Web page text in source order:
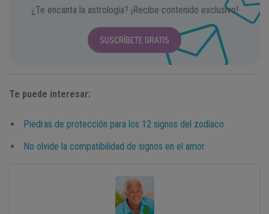
¿Te encanta la astrología? ¡Recibe contenido exclusivo!
SUSCRÍBETE GRATIS
Te puede interesar:
Piedras de protección para los 12 signos del zodíaco
No olvide la compatibilidad de signos en el amor